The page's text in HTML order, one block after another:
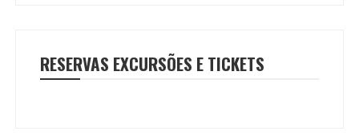
RESERVAS EXCURSÕES E TICKETS